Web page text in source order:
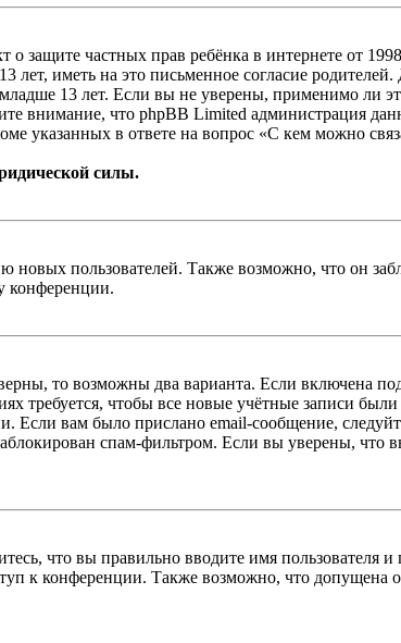
о защите частных прав ребёнка в интернете от
иметь на это письменное согласие
13 лет. Если вы не уверены, применимо ли
внимание, что phpBB Limited администрация
указанных в ответе на вопрос «С кем можно
силы.
пользователей. Также возможно, что он
конференции.
то возможны два варианта. Если включена
требуется, чтобы все новые учётные записи
Если вам было прислано email-сообщение,
спам-фильтром. Если вы уверены, что
что вы правильно вводите имя пользователя
к конференции. Также возможно, что